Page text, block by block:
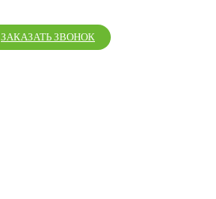
ЗАКАЗАТЬ ЗВОНОК